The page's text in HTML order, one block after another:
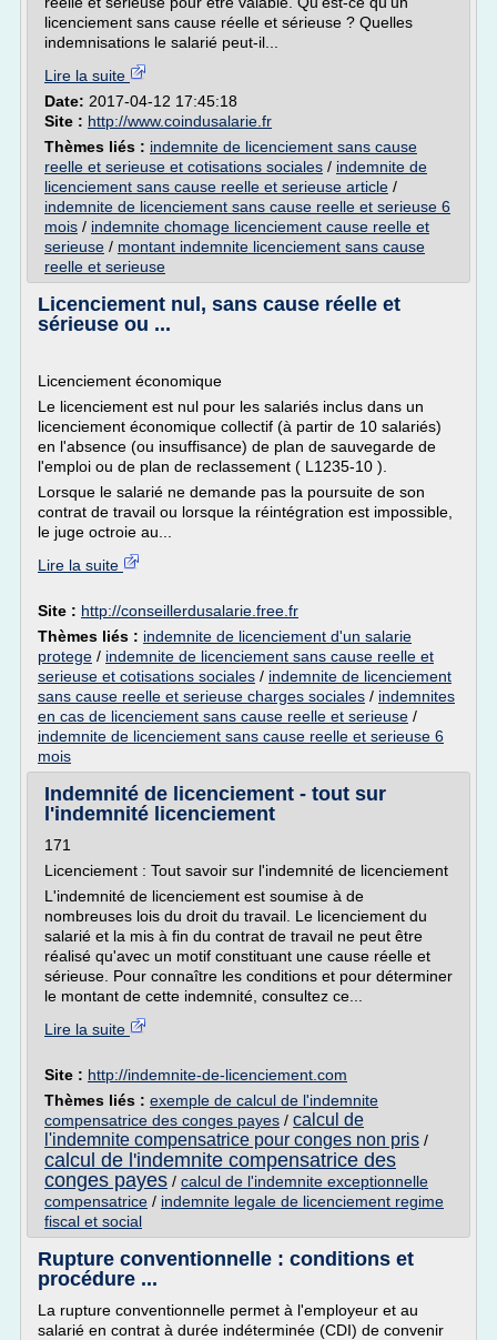
licenciement sans cause réelle et sérieuse ? Quelles
indemnisations le salarié peut-il...
Lire la suite
Date: 2017-04-12 17:45:18
Site : http://www.coindusalarie.fr
Thèmes liés : indemnite de licenciement sans cause
reelle et serieuse et cotisations sociales / indemnite de
licenciement sans cause reelle et serieuse article /
indemnite de licenciement sans cause reelle et serieuse 6
mois / indemnite chomage licenciement cause reelle et
serieuse / montant indemnite licenciement sans cause
reelle et serieuse
Licenciement nul, sans cause réelle et
sérieuse ou ...
Licenciement économique
Le licenciement est nul pour les salariés inclus dans un
licenciement économique collectif (à partir de 10 salariés)
en l'absence (ou insuffisance) de plan de sauvegarde de
l'emploi ou de plan de reclassement ( L1235-10 ).
Lorsque le salarié ne demande pas la poursuite de son
contrat de travail ou lorsque la réintégration est impossible,
le juge octroie au...
Lire la suite
Site : http://conseillerdusalarie.free.fr
Thèmes liés : indemnite de licenciement d'un salarie
protege / indemnite de licenciement sans cause reelle et
serieuse et cotisations sociales / indemnite de licenciement
sans cause reelle et serieuse charges sociales / indemnites
en cas de licenciement sans cause reelle et serieuse /
indemnite de licenciement sans cause reelle et serieuse 6
mois
Indemnité de licenciement - tout sur
l'indemnité licenciement
171
Licenciement : Tout savoir sur l'indemnité de licenciement
L'indemnité de licenciement est soumise à de
nombreuses lois du droit du travail. Le licenciement du
salarié et la mis à fin du contrat de travail ne peut être
réalisé qu'avec un motif constituant une cause réelle et
sérieuse. Pour connaître les conditions et pour déterminer
le montant de cette indemnité, consultez ce...
Lire la suite
Site : http://indemnite-de-licenciement.com
Thèmes liés : exemple de calcul de l'indemnite
compensatrice des conges payes / calcul de
l'indemnite compensatrice pour conges non pris /
calcul de l'indemnite compensatrice des
conges payes / calcul de l'indemnite exceptionnelle
compensatrice / indemnite legale de licenciement regime
fiscal et social
Rupture conventionnelle : conditions et
procédure ...
La rupture conventionnelle permet à l'employeur et au
salarié en contrat à durée indéterminée (CDI) de convenir